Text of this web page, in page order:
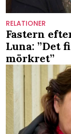
RELATIONER
Fastern
Luna: ”Det
mörkret”